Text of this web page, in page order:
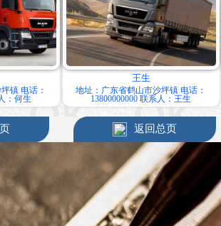
话：
：何生
王生
地址：广东省鹤山市沙坪镇 电话：
13800000000 联系人：王生
返回总页